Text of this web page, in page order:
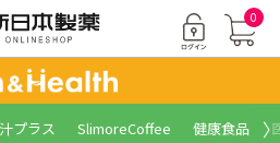
0
プラス SlimoreCoffee 健康食品 〉